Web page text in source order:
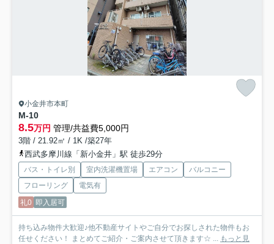
小金井市本町
M-10
8.5万円 管理/共益費5,000円
3階 / 21.92㎡ / 1K /築27年
西武多摩川線「新小金井」駅 徒歩29分
バス・トイレ別 室内洗濯機置場 エアコン
バルコニー
フローリング
電気有
礼0 即入居可
持ち込み物件大歓迎♪他不動産サイトやご自分でお探しされた物件もお
任せください！ まとめてご紹介・ご案内させて頂きます☆ ...
もっと見